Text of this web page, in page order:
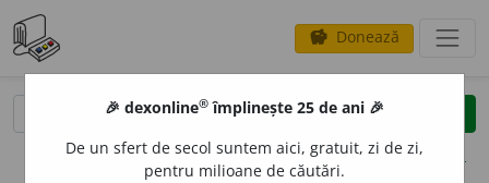
savings Donează
clear
opțiuni
🎉 dexonline® împlinește 25 de ani 🎉
De un sfert de secol suntem aici, gratuit, zi de zi,
pentru milioane de căutări.